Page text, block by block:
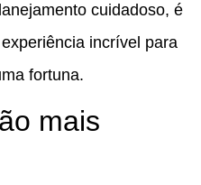
cuidadoso, é
incrível para
fortuna.
mais